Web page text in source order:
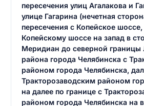
пересечения улиц Агалакова и
улице Гагарина (нечетная
пересечения с Копейское шоссе,
Копейскому шоссе на запад в
Меридиан до северной границы
района города Челябинска с
районом города Челябинска,
Тракторозаводским районом
на далее по границе с
районом города Челябинска на